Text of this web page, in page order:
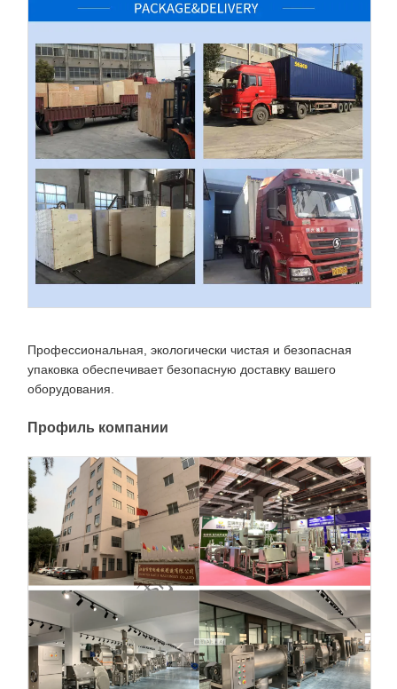
Профессиональная, экологически чистая и безопасная
упаковка обеспечивает безопасную доставку вашего
оборудования.
Профиль компании